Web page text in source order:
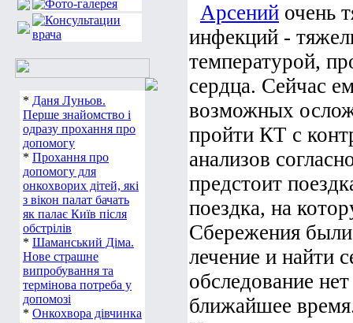
* Даня Луньов.
Перше знайомство і
одразу прохання про
допомогу
* Прохання про
допомогу для
онкохворих дітей, які
з вікон палат бачать
як палає Київ після
обстрілів
* Шаманський Діма.
Нове страшне
випробування та
термінова потреба у
допомозі
* Онкохвора дівчинка
Арсений очень
инфекций -
температурой,
сердца. Сейчас
возможных
пройти КТ с
анализов
предстоит
поездка, на
Сбережения
лечение и найти
обследование
ближайшее